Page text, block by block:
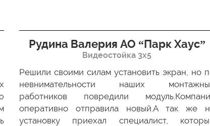
Рудина Валерия АО “Парк Хаус”
Видеостойка 3х5
Решили своими силам установить экран, но
невнимательности наших
работников повредили
оперативно отправила новый.А так же
установку приехал специалист,